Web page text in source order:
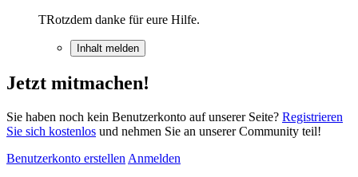
TRotzdem danke für eure Hilfe.
Inhalt melden
Jetzt mitmachen!
Sie haben noch kein Benutzerkonto auf unserer Seite? Registrieren
Sie sich kostenlos und nehmen Sie an unserer Community teil!
Benutzerkonto erstellen Anmelden